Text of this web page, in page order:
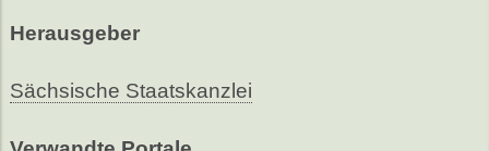
Herausgeber
Sächsische Staatskanzlei